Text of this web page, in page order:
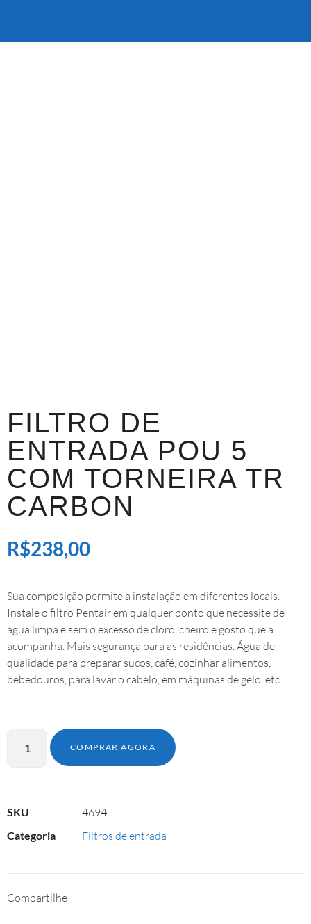
FILTRO DE
ENTRADA POU 5
COM TORNEIRA TR
CARBON
R$238,00
Sua composição permite a instalação em diferentes locais.
Instale o filtro Pentair em qualquer ponto que necessite de
água limpa e sem o excesso de cloro, cheiro e gosto que a
acompanha. Mais segurança para as residências. Água de
qualidade para preparar sucos, café, cozinhar alimentos,
bebedouros, para lavar o cabelo, em máquinas de gelo, etc
COMPRAR AGORA
SKU 4694
Categoria Filtros de entrada
Compartilhe